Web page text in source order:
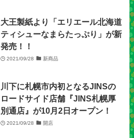
大王製紙より「エリエール北海道
ティシューなまらたっぷり」が新
発売！！
2021/09/28 新商品
川下に札幌市内初となるJINSの
ロードサイド店舗『JINS札幌厚
別通店』が10月2日オープン！
2021/09/28 開店